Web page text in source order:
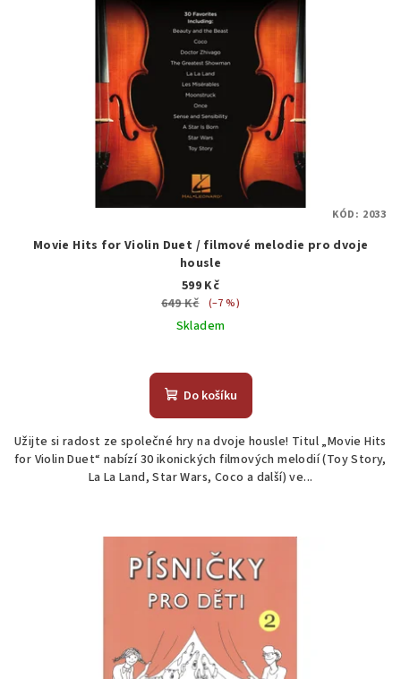
Movie Hits for Violin Duet / filmové melodie pro dvoje
housle
599 Kč
649 Kč
(–7 %)
Skladem
Do košíku
Užijte si radost ze společné hry na dvoje housle! Titul „Movie Hits
for Violin Duet“ nabízí 30 ikonických filmových melodií (Toy Story,
La La Land, Star Wars, Coco a další) ve...
KÓD: 2033